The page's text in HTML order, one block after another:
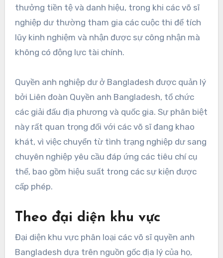
thưởng tiền tệ và danh hiệu, trong khi các võ sĩ
nghiệp dư thường tham gia các cuộc thi để tích
lũy kinh nghiệm và nhận được sự công nhận mà
không có động lực tài chính.
Quyền anh nghiệp dư ở Bangladesh được quản lý
bởi Liên đoàn Quyền anh Bangladesh, tổ chức
các giải đấu địa phương và quốc gia. Sự phân biệt
này rất quan trọng đối với các võ sĩ đang khao
khát, vì việc chuyển từ tình trạng nghiệp dư sang
chuyên nghiệp yêu cầu đáp ứng các tiêu chí cụ
thể, bao gồm hiệu suất trong các sự kiện được
cấp phép.
Theo đại diện khu vực
Đại diện khu vực phân loại các võ sĩ quyền anh
Bangladesh dựa trên nguồn gốc địa lý của họ,